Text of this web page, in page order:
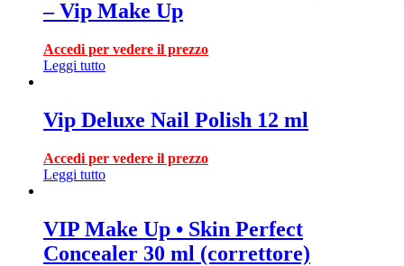
– Vip Make Up
Accedi per vedere il prezzo
Leggi tutto
Vip Deluxe Nail Polish 12 ml
Accedi per vedere il prezzo
Leggi tutto
VIP Make Up • Skin Perfect
Concealer 30 ml (correttore)